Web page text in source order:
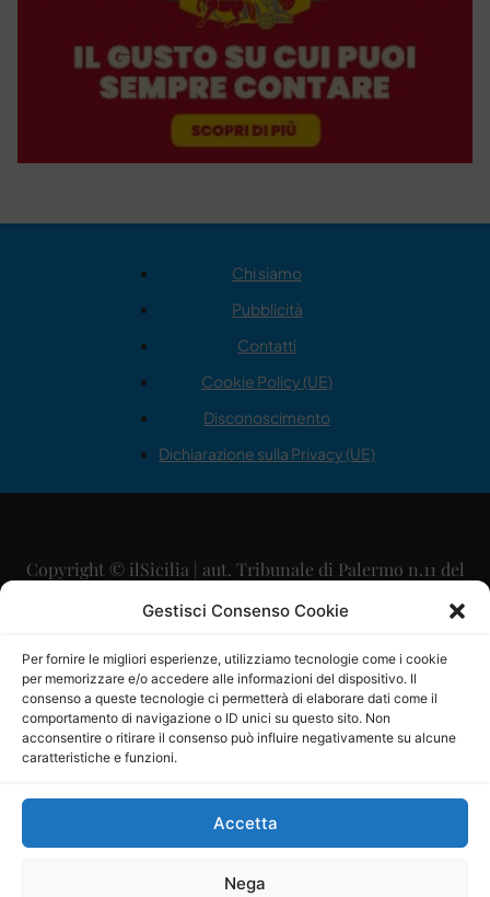
Gestisci Consenso Cookie
Per fornire le migliori esperienze, utilizziamo tecnologie come i cookie
per memorizzare e/o accedere alle informazioni del dispositivo. Il
consenso a queste tecnologie ci permetterà di elaborare dati come il
comportamento di navigazione o ID unici su questo sito. Non
acconsentire o ritirare il consenso può influire negativamente su alcune
caratteristiche e funzioni.
Accetta
Nega
Chi siamo
Pubblicità
Contatti
Cookie Policy (UE)
Disconoscimento
Dichiarazione sulla Privacy (UE)
Copyright © ilSicilia | aut. Tribunale di Palermo n.11 del
29/09/2015
Direttore Editoriale: Maurizio Scaglione
Direttore Responsabile: Maria Calabrese
P.IVA: 06334930820
Mercurio Comunicazione Società Cooperativa a r.l. è
iscritta al Registro degli Operatori di Comunicazione al